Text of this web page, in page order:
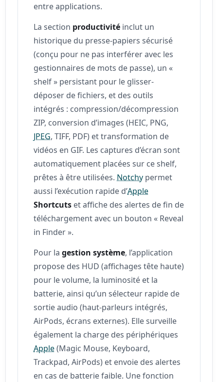
entre applications.
La section productivité inclut un
historique du presse‑papiers sécurisé
(conçu pour ne pas interférer avec les
gestionnaires de mots de passe), un «
shelf » persistant pour le glisser-
déposer de fichiers, et des outils
intégrés : compression/décompression
ZIP, conversion d’images (HEIC, PNG,
JPEG, TIFF, PDF) et transformation de
vidéos en GIF. Les captures d’écran sont
automatiquement placées sur ce shelf,
prêtes à être utilisées. Notchy permet
aussi l’exécution rapide d’Apple
Shortcuts et affiche des alertes de fin de
téléchargement avec un bouton « Reveal
in Finder ».
Pour lagestion système, l’application
propose des HUD (affichages tête haute)
pour le volume, la luminosité et la
batterie, ainsi qu’un sélecteur rapide de
sortie audio (haut‑parleurs intégrés,
AirPods, écrans externes). Elle surveille
également la charge des périphériques
Apple(Magic Mouse, Keyboard,
Trackpad, AirPods) et envoie des alertes
en cas de batterie faible. Une fonction